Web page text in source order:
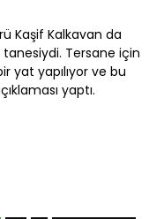
Kaşif Kalkavan da
Tersane için
yat yapılıyor ve bu
yaptı.